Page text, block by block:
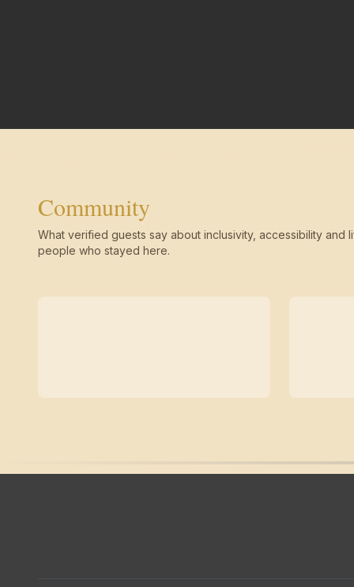
Community
What verified guests say about inclusivity, accessibility and
people who stayed here.